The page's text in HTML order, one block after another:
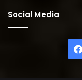
Social Media